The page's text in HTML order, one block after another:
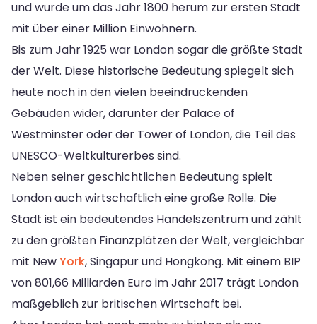
und wurde um das Jahr 1800 herum zur ersten Stadt
mit über einer Million Einwohnern.
Bis zum Jahr 1925 war London sogar die größte Stadt
der Welt. Diese historische Bedeutung spiegelt sich
heute noch in den vielen beeindruckenden
Gebäuden wider, darunter der Palace of
Westminster oder der Tower of London, die Teil des
UNESCO-Weltkulturerbes sind.
Neben seiner geschichtlichen Bedeutung spielt
London auch wirtschaftlich eine große Rolle. Die
Stadt ist ein bedeutendes Handelszentrum und zählt
zu den größten Finanzplätzen der Welt, vergleichbar
mit NewYork, Singapur und Hongkong. Mit einem BIP
von 801,66 Milliarden Euro im Jahr 2017 trägt London
maßgeblich zur britischen Wirtschaft bei.